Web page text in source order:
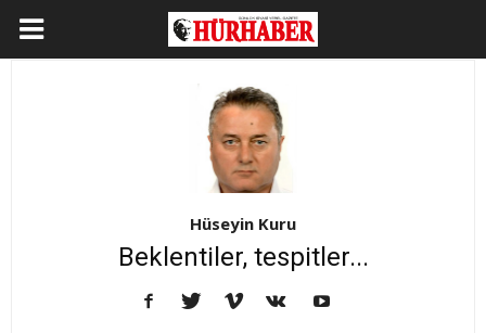
Hüseyin Kuru
Beklentiler, tespitler...